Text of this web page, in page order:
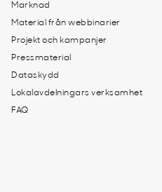
Marknad
Material från webbinarier
Projekt och kampanjer
Pressmaterial
Dataskydd
Lokalavdelningars verksamhet
FAQ